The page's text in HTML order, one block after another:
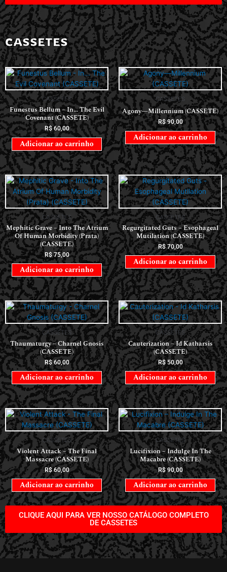
CASSETES
CASSETES
Funestus Bellum – In… The Evil
Covenant (CASSETE)
R$60,00
Adicionar ao carrinho
CASSETES
Agony—Millennium (CASSETE)
R$90,00
Adicionar ao carrinho
CASSETES
Mephitic Grave – Into The Atrium
Of Human Morbidity (Prata)
(CASSETE)
R$75,00
Adicionar ao carrinho
CASSETES
Regurgitated Guts – Esophageal
Mutilation (CASSETE)
R$70,00
Adicionar ao carrinho
CASSETES
Thaumaturgy – Charnel Gnosis
(CASSETE)
R$60,00
Adicionar ao carrinho
CASSETES
Cauterization – Id Katharsis
(CASSETE)
R$50,00
Adicionar ao carrinho
CASSETES
Violent Attack – The Final
Massacre (CASSETE)
R$60,00
Adicionar ao carrinho
CASSETES
Lucifixion – Indulge In The
Macabre (CASSETE)
R$90,00
Adicionar ao carrinho
CLIQUE AQUI PARA VER NOSSO CATÁLOGO COMPLETO
DE CASSETES